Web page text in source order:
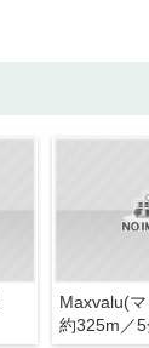
約325m／